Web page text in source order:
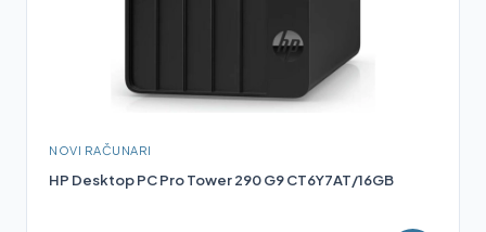
NOVI RAČUNARI
HP Desktop PC Pro Tower 290 G9 CT6Y7AT/16GB